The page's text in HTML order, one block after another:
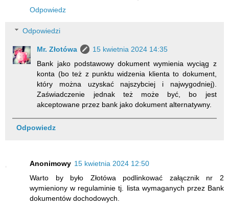
Odpowiedz
Odpowiedzi
Mr. Złotówa
15 kwietnia 2024 14:35
Bank jako podstawowy dokument wymienia wyciąg z
konta (bo też z punktu widzenia klienta to dokument,
który można uzyskać najszybciej i najwygodniej).
Zaświadczenie jednak też może być, bo jest
akceptowane przez bank jako dokument alternatywny.
Odpowiedz
Anonimowy 15 kwietnia 2024 12:50
Warto by było Złotówa podlinkować załącznik nr 2
wymieniony w regulaminie tj. lista wymaganych przez Bank
dokumentów dochodowych.